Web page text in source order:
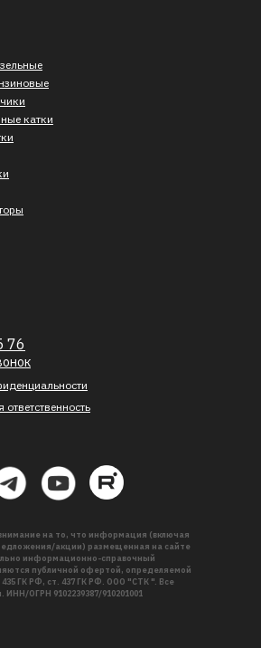
на то, что информация (включая
акции) размещенная на сайте
информационно-справочный
публичной офертой, определяемой
ГК РФ, ст. 437 ГК РФ. ООО "СТК ". Все
ОГРН 9102239387/910201001
катки
76